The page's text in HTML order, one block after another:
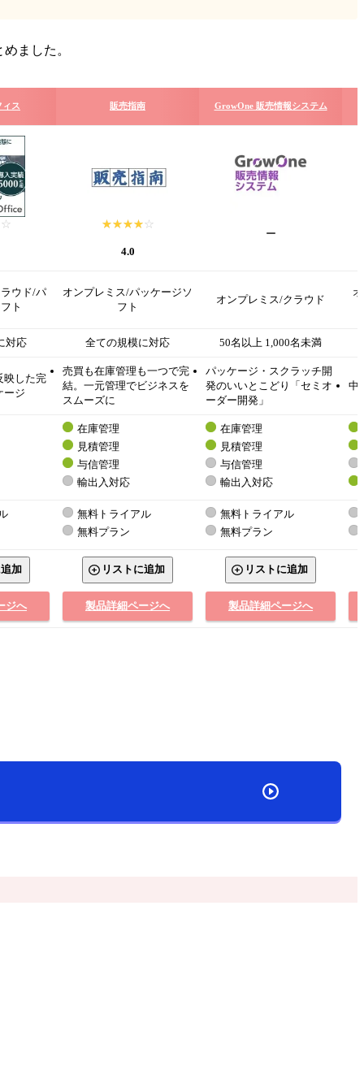
ました。
ィス 販売指南 GrowOne 販売情報システム
☆☆☆☆☆
★★★★★
4.0
ー
ウド/パ
ト
オンプレミス/パッケージソ
フト
オンプレミス/クラウド
対応 全ての規模に対応 50名以上 1,000名未満
映した完
ージ
売買も在庫管理も一つで完
結。一元管理でビジネスを
スムーズに
パッケージ・スクラッチ開
発のいいとこどり「セミオ
ーダー開発」
中
在庫管理
見積管理
与信管理
輸出入対応
在庫管理
見積管理
与信管理
輸出入対応
無料トライアル
無料プラン
無料トライアル
無料プラン
加
ジへ
リストに追加
製品詳細ページへ
リストに追加
製品詳細ページへ